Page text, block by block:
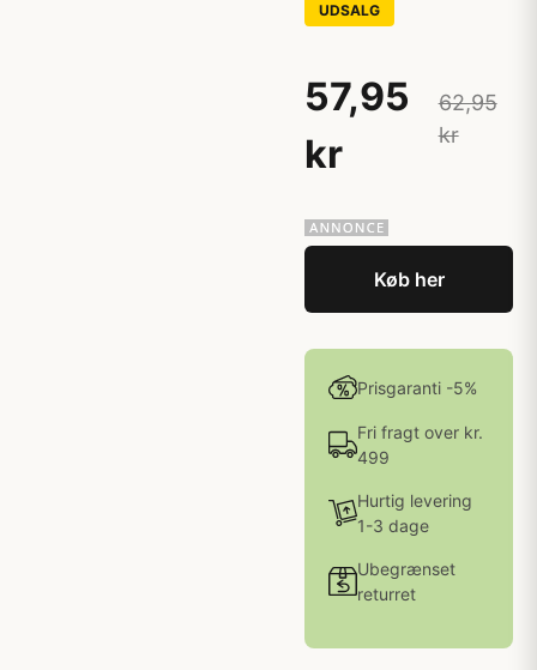
UDSALG
57,95
kr
62,95
kr
Køb her
Prisgaranti -5%
Fri fragt over kr.
499
Hurtig levering
1-3 dage
Ubegrænset
returret